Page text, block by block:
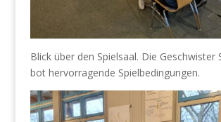
Blick über den Spielsaal. Die Geschwister
bot hervorragende Spielbedingungen.